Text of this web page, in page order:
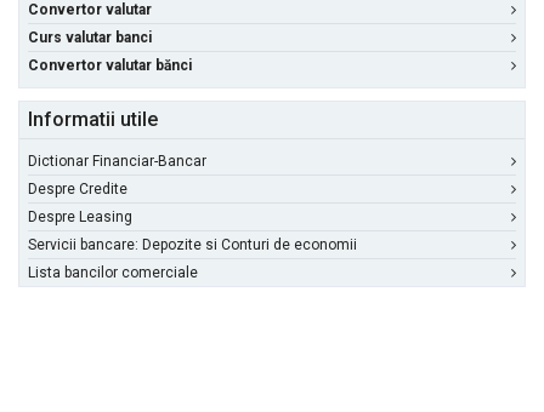
Convertor valutar
Curs valutar banci
Convertor valutar bănci
Informatii utile
Dictionar Financiar-Bancar
Despre Credite
Despre Leasing
Servicii bancare: Depozite si Conturi de economii
Lista bancilor comerciale